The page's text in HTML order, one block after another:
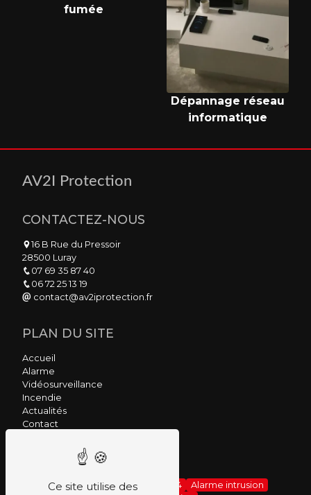
fumée
Dépannage réseau
informatique
AV2I Protection
CONTACTEZ-NOUS
16 B Rue du Pressoir
28500 Luray
07 69 35 87 40
06 72 25 13 19
contact@av2iprotection.fr
PLAN DU SITE
Accueil
Alarme
Vidéosurveillance
Incendie
Actualités
Contact
NOS PRESTATIONS
Alarme Alarme 7/7 Alarme 24/24
Alarme intrusion
Ce site utilise des